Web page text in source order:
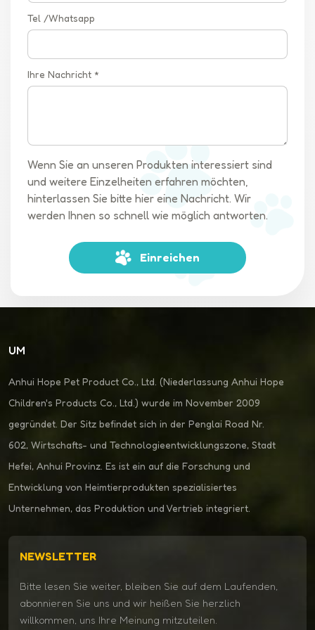
Tel /Whatsapp
Ihre Nachricht *
Wenn Sie an unseren Produkten interessiert sind
und weitere Einzelheiten erfahren möchten,
hinterlassen Sie bitte hier eine Nachricht. Wir
werden Ihnen so schnell wie möglich antworten.
Einreichen
UM
Anhui Hope Pet Product Co., Ltd. (Niederlassung Anhui Hope
Children's Products Co., Ltd.) wurde im November 2009
gegründet. Der Sitz befindet sich in der Penglai Road Nr.
602, Wirtschafts- und Technologieentwicklungszone, Stadt
Hefei, Anhui Provinz. Es ist ein auf die Forschung und
Entwicklung von Heimtierprodukten spezialisiertes
Unternehmen, das Produktion und Vertrieb integriert.
NEWSLETTER
Bitte lesen Sie weiter, bleiben Sie auf dem Laufenden,
abonnieren Sie uns und wir heißen Sie herzlich
willkommen, uns Ihre Meinung mitzuteilen.